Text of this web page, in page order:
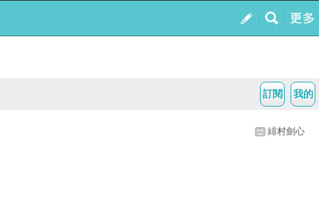
我的
訂閱
緋村劍心